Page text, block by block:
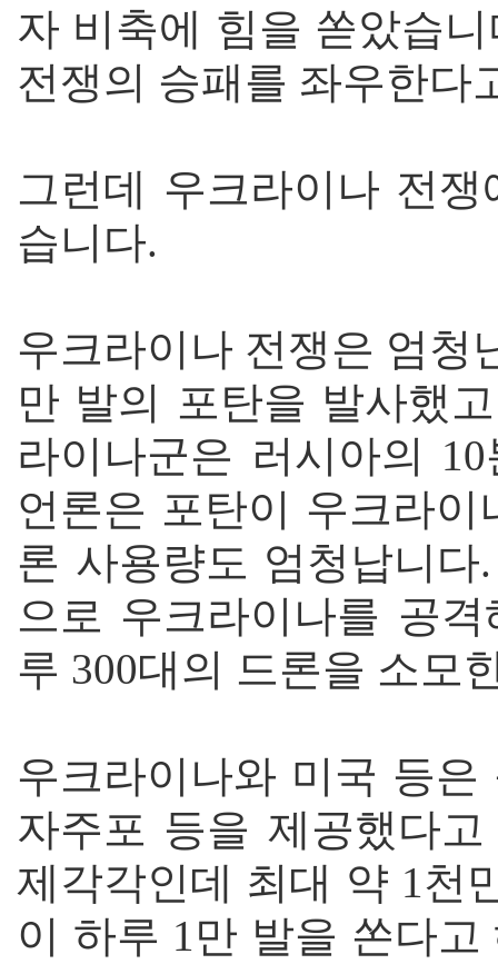
자 비축에 힘을 쏟았습
전쟁의 승패를 좌우한다
그런데 우크라이나 전
습니다.
우크라이나 전쟁은 엄청
만 발의 포탄을 발사했
라이나군은 러시아의
언론은 포탄이 우크라
론 사용량도 엄청납니
으로 우크라이나를 공
루 300대의 드론을 소모
우크라이나와 미국 등
자주포 등을 제공했다
제각각인데 최대 약 1천
이 하루 1만 발을 쏜다